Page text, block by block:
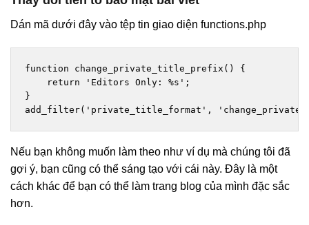
Dán mã dưới đây vào tệp tin giao diện functions.php
function change_private_title_prefix() {
    return 'Editors Only: %s';
}
add_filter('private_title_format',
Nếu bạn không muốn làm theo như ví dụ mà chúng tôi đã
gợi ý, bạn cũng có thể sáng tạo với cái này. Đây là một
cách khác để bạn có thể làm trang blog của mình đặc sắc
hơn.